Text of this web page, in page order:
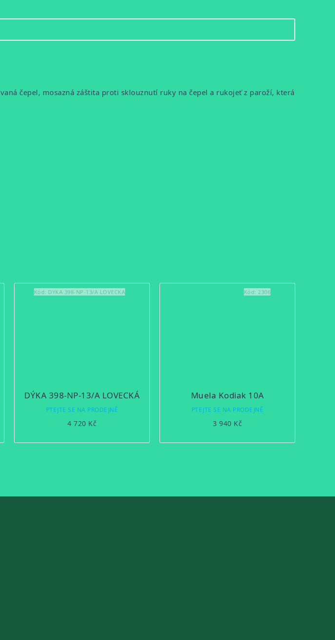
čepel, mosazná záštita proti sklouznutí ruky na čepel a rukojeť z paroží, která
DÝKA 398-NP-13/A LOVECKÁ
PTEJTE SE NA PRODEJNĚ
4 720 Kč
Kód: DYKA 398-NP-13/A LOVECKA
Muela Kodiak 10A
PTEJTE SE NA PRODEJNĚ
3 940 Kč
Kód: 2306